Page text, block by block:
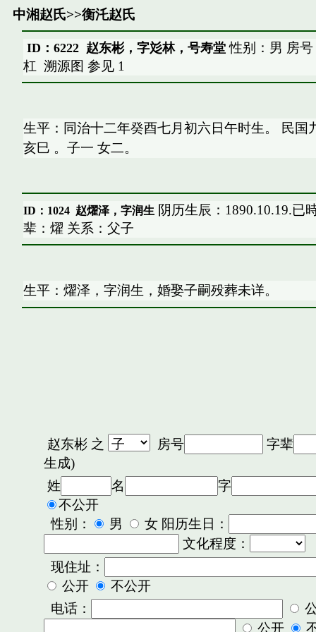
中湘赵氏>>衡汑赵氏
ID：6222 赵东彬，字彣林，号寿堂性别：男 房
杠 溯源图 参见 1
生平：同治十二年癸酉七月初六日午时生。 民
亥巳 。子一 女二。
ID：1024 赵燿泽，字润生 阴历生辰：1890.10.19.已
辈：燿 关系：父子
生平：燿泽，字润生，婚娶子嗣殁葬未详。
赵东彬之 房号
字辈
生成)
姓
名
字
不公开
性别：
男
女 阳历生日：
文化程度：
现住址：
公开
不公开
电话：
公开